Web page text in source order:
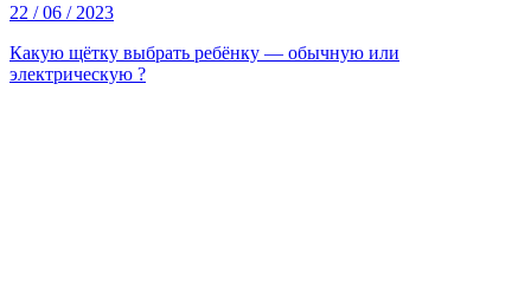
22 / 06 / 2023
Какую щётку выбрать ребёнку — обычную или
электрическую ?